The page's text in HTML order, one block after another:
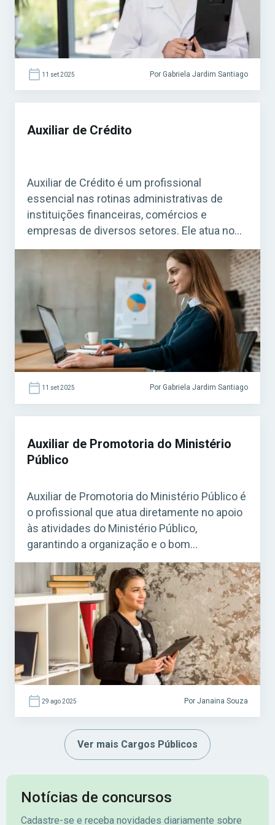
promovidos […]
11 set 2025 Por Gabriela Jardim Santiago
Auxiliar de Crédito
Auxiliar de Crédito é um profissional
essencial nas rotinas administrativas de
instituições financeiras, comércios e
empresas de diversos setores. Ele atua no
suporte à análise de crédito, ajudando a
garantir que os processos financeiros
ocorram com segurança e dentro das
normas internas. Acesse agora o Curso
Grátis INSS 2026! Esse cargo costuma ser
bastante procurado […]
11 set 2025 Por Gabriela Jardim Santiago
Auxiliar de Promotoria do Ministério
Público
Auxiliar de Promotoria do Ministério Público é
o profissional que atua diretamente no apoio
às atividades do Ministério Público,
garantindo a organização e o bom
funcionamento das unidades. É uma função
essencial para a rotina administrativa e
operacional do MP, com presença constante
em atividades de suporte jurídico e
atendimento ao público. Acesse agora o […]
29 ago 2025 Por Janaina Souza
Ver mais Cargos Públicos
Notícias de concursos
Cadastre-se e receba novidades diariamente sobre